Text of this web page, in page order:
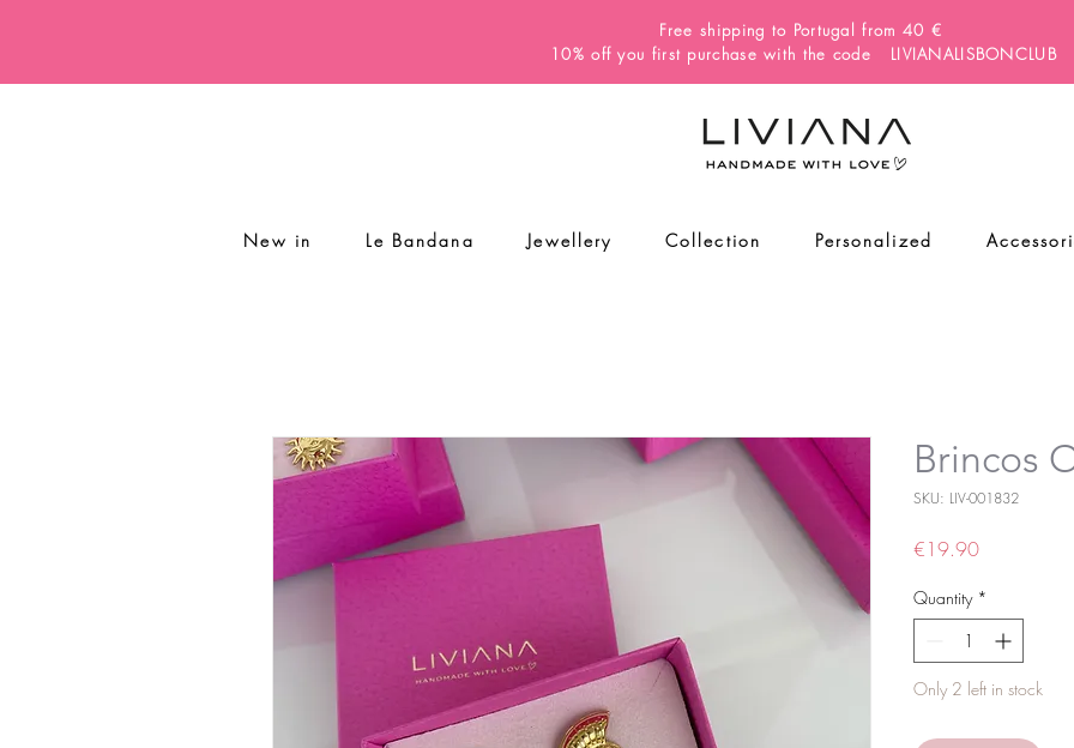
Free shipping to Portugal from 40 €
10% off you first purchase with the code LIVIANALISBONCLUB
New in Le Bandana Jewellery Collection Personalized
Brincos
SKU: LIV-001832
€19.90Price
Quantity *
Only 2 left in stock